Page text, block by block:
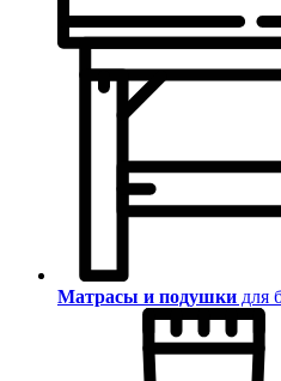
Матрасы и подушки для